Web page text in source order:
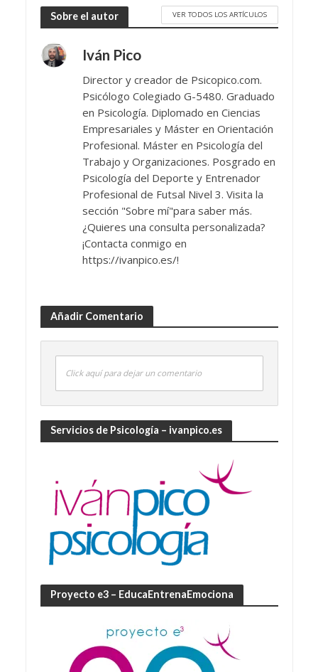
Sobre el autor VER TODOS LOS ARTÍCULOS
Iván Pico
Director y creador de Psicopico.com.
Psicólogo Colegiado G-5480. Graduado
en Psicología. Diplomado en Ciencias
Empresariales y Máster en Orientación
Profesional. Máster en Psicología del
Trabajo y Organizaciones. Posgrado en
Psicología del Deporte y Entrenador
Profesional de Futsal Nivel 3. Visita la
sección "Sobre mí"para saber más.
¿Quieres una consulta personalizada?
¡Contacta conmigo en
https://ivanpico.es/!
Añadir Comentario
Click aquí para dejar un comentario
Servicios de Psicología – ivanpico.es
Proyecto e3 – EducaEntrenaEmociona